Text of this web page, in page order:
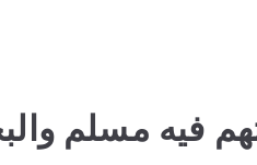
فيه مسلم